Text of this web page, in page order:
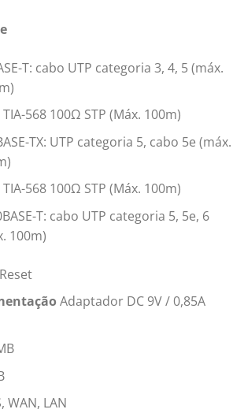
T: cabo UTP categoria 3, 4, 5 (máx.
TIA-568 100Ω STP (Máx. 100m)
TX: UTP categoria 5, cabo 5e (máx.
TIA-568 100Ω STP (Máx. 100m)
T: cabo UTP categoria 5, 5e, 6
100m)
Adaptador DC 9V / 0,85A
WAN, LAN